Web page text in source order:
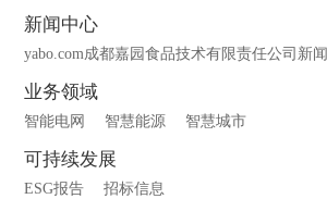
新闻中心
yabo.com成都嘉园食品技术有限责任公司新闻
业务领域
智能电网 智慧能源 智慧城市
可持续发展
ESG报告 招标信息